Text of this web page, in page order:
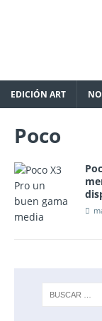
EDICIÓN ART
Poco